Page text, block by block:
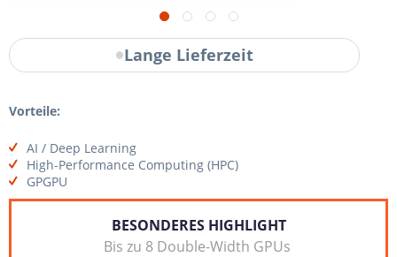
Lange Lieferzeit
Vorteile:
AI / Deep Learning
High-Performance Computing (HPC)
GPGPU
BESONDERES HIGHLIGHT
Bis zu 8 Double-Width GPUs